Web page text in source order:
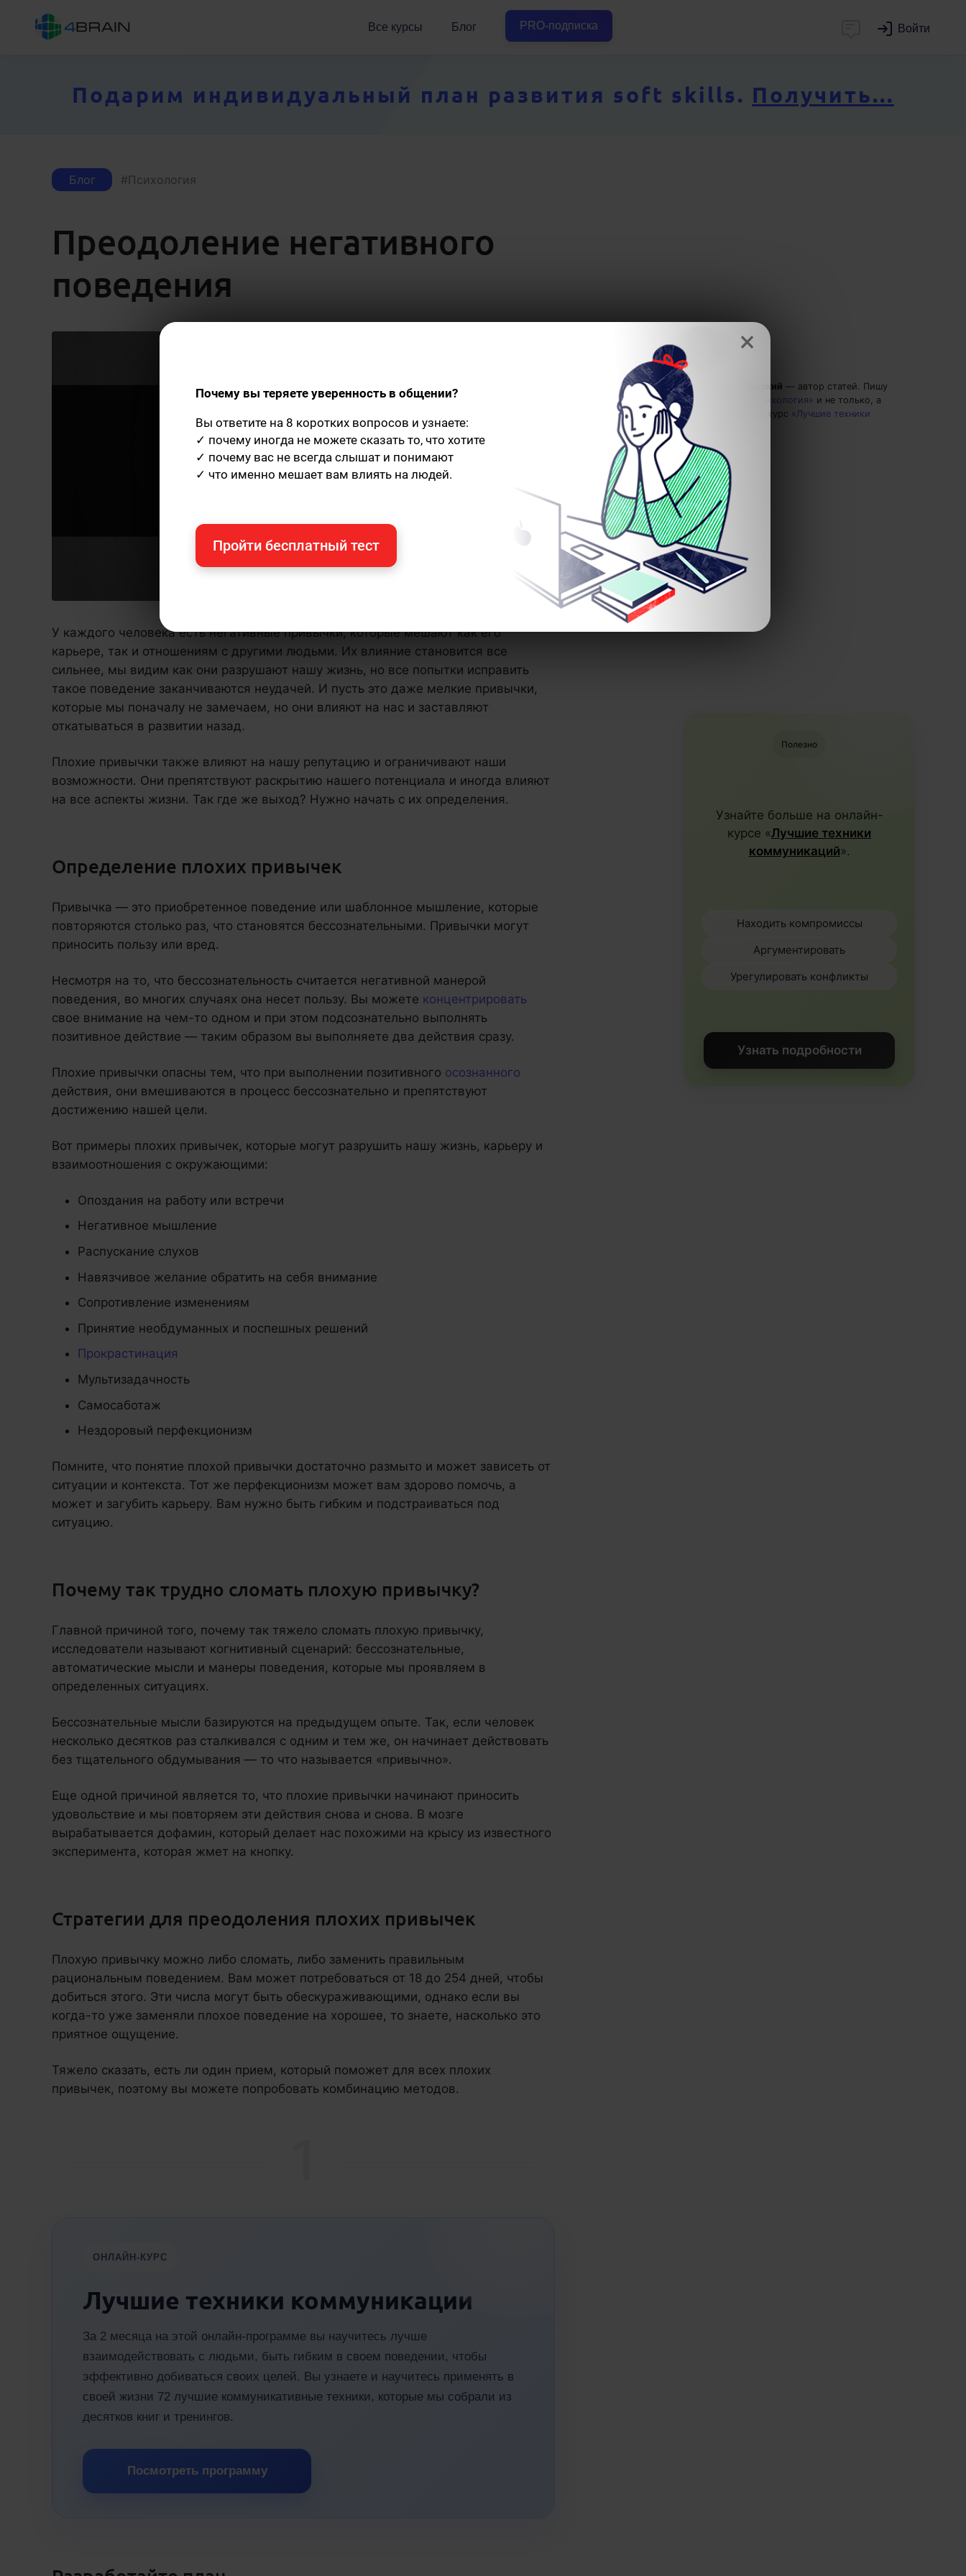
Все курсы Блог PRO-подписка Войти
Подарим индивидуальный план развития soft skills. Получить...
Блог Психология
Преодоление негативного
поведения
Григорий Кшеминский — автор статей. Пишу
статьи по теме
«Психология» и не только, а
также рекомендую курс «Лучшие техники
коммуникации»
У каждого человека есть негативные привычки, которые мешают как его
карьере, так и отношениям с другими людьми. Их влияние становится все
сильнее, мы видим как они разрушают нашу жизнь, но все попытки исправить
такое поведение заканчиваются неудачей. И пусть это даже мелкие привычки,
которые мы поначалу не замечаем, но они влияют на нас и заставляют
откатываться в развитии назад.
Плохие привычки также влияют на нашу репутацию и ограничивают наши
возможности. Они препятствуют раскрытию нашего потенциала и иногда влияют
на все аспекты жизни. Так где же выход? Нужно начать с их определения.
Определение плохих привычек
Привычка — это приобретенное поведение или шаблонное мышление, которые
повторяются столько раз, что становятся бессознательными. Привычки могут
приносить пользу или вред.
Несмотря на то, что бессознательность считается негативной манерой
поведения, во многих случаях она несет пользу. Вы можете концентрировать
свое внимание на чем-то одном и при этом подсознательно выполнять
позитивное действие — таким образом вы выполняете два действия сразу.
Плохие привычки опасны тем, что при выполнении позитивного осознанного
действия, они вмешиваются в процесс бессознательно и препятствуют
достижению нашей цели.
Вот примеры плохих привычек, которые могут разрушить нашу жизнь, карьеру и
взаимоотношения с окружающими:
Опоздания на работу или встречи
Негативное мышление
Распускание слухов
Навязчивое желание обратить на себя внимание
Сопротивление изменениям
Принятие необдуманных и поспешных решений
Прокрастинация
Мультизадачность
Самосаботаж
Нездоровый перфекционизм
Помните, что понятие плохой привычки достаточно размыто и может зависеть от
ситуации и контекста. Тот же перфекционизм может вам здорово помочь, а
может и загубить карьеру. Вам нужно быть гибким и подстраиваться под
ситуацию.
Почему так трудно сломать плохую привычку?
Главной причиной того, почему так тяжело сломать плохую привычку,
исследователи называют когнитивный сценарий: бессознательные,
автоматические мысли и манеры поведения, которые мы проявляем в
определенных ситуациях.
Бессознательные мысли базируются на предыдущем опыте. Так, если человек
несколько десятков раз сталкивался с одним и тем же, он начинает действовать
без тщательного обдумывания — то что называется «привычно».
Еще одной причиной является то, что плохие привычки начинают приносить
удовольствие и мы повторяем эти действия снова и снова. В мозге
вырабатывается дофамин, который делает нас похожими на крысу из известного
эксперимента, которая жмет на кнопку.
Стратегии для преодоления плохих привычек
Плохую привычку можно либо сломать, либо заменить правильным
рациональным поведением. Вам может потребоваться от 18 до 254 дней, чтобы
добиться этого. Эти числа могут быть обескураживающими, однако если вы
когда-то уже заменяли плохое поведение на хорошее, то знаете, насколько это
приятное ощущение.
Тяжело сказать, есть ли один прием, который поможет для всех плохих
привычек, поэтому вы можете попробовать комбинацию методов.
ОНЛАЙН-КУРС
Лучшие техники коммуникации
За 2 месяца на этой онлайн-программе вы научитесь лучше
взаимодействовать с людьми, быть гибким в своем поведении, чтобы
эффективно добиваться своих целей. Вы узнаете и научитесь применять в
своей жизни 72 лучшие коммуникативные техники, которые мы собрали из
десятков книг и тренингов.
Посмотреть программу
Полезно
Узнайте больше на онлайн-
курсе «Лучшие техники
коммуникаций».
Находить компромиссы
Аргументировать
Урегулировать конфликты
Узнать подробности
×
Почему вы теряете уверенность в общении?
Вы ответите на 8 коротких вопросов и узнаете:
✓ почему иногда не можете сказать то, что хотите
✓ почему вас не всегда слышат и понимают
✓ что именно мешает вам влиять на людей.
Пройти бесплатный тест